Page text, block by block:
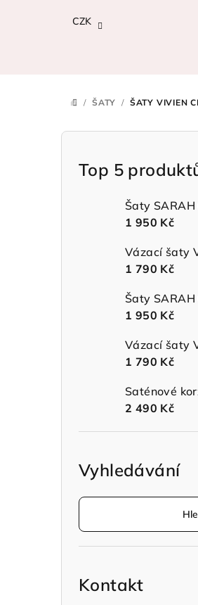
CZK
DOMŮ
/ ŠATY / ŠATY VIVIEN
P
Top 5
Šaty SARAH
1 950 Kč
1 790 Kč
1 950 Kč
1 790 Kč
2 490 Kč
Vyhledávání
Kontakt